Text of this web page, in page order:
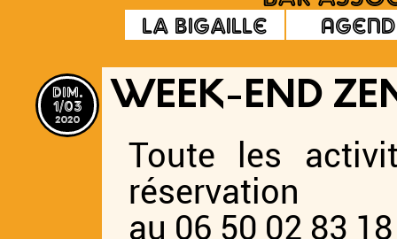
La Bigaille
dim.
1/03
2020
WEEK-END
Toute les
réservation
au 06 50 02 83 18